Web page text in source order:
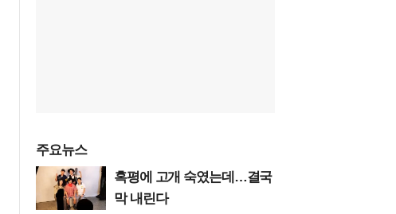
주요뉴스
혹평에 고개 숙였는데…결국
막 내린다